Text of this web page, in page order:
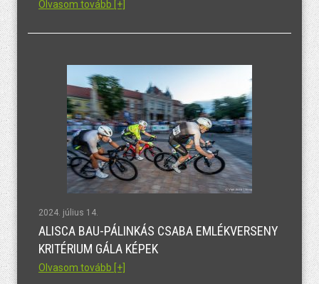
Olvasom tovább [+]
2024. július 14.
ALISCA BAU-PÁLINKÁS CSABA EMLÉKVERSENY
KRITÉRIUM GÁLA KÉPEK
Olvasom tovább [+]